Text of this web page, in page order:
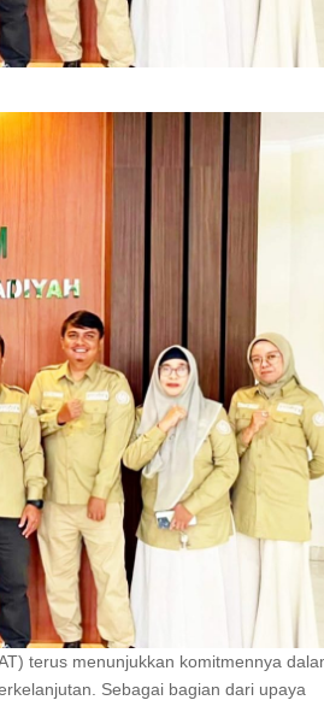
terus menunjukkan komitmennya
Sebagai bagian dari upaya